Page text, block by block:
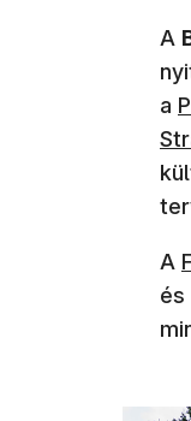
A
a
A
és